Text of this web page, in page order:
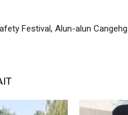
Festival, Alun-alun